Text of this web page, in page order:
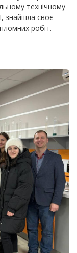
технічному
знайшла своє
робіт.